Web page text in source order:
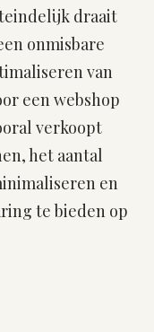
draait
onmisbare
van
een webshop
verkoopt
het aantal
en
te bieden op